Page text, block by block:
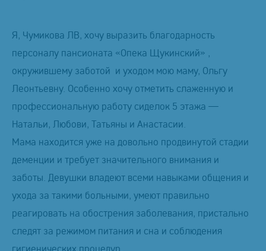
Я, Чумикова ЛВ, хочу выразить благодарность
персоналу пансионата «Опека Щукинский» ,
окружившему заботой и уходом мою маму, Ольгу
Леонтьевну. Особенно хочу отметить слаженную и
профессиональную работу сиделок 5 этажа —
Натальи, Любови, Татьяны и Анастасии.
Мама находится уже на довольно продвинутой стадии
деменции и требует значительного внимания и
заботы. Девушки владеют всеми навыками общения и
ухода за такими больными, умеют правильно
реагировать на обострения заболевания, пристально
следят за режимом питания и сна и соблюдения
гигиенических процедур.